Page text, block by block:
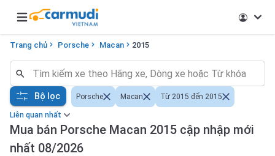
Open main menu
Trang chủ Porsche Macan 2015
Liên quan nhất
Mua bán Porsche Macan 2015 cập nhập mới
nhất 08/2026
Bộ lọc Porsche Macan Từ 2015 đến 2015